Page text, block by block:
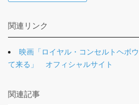
関連リンク
映画「ロイヤル・コンセルトヘボ
て来る」 オフィシャルサイト
関連記事